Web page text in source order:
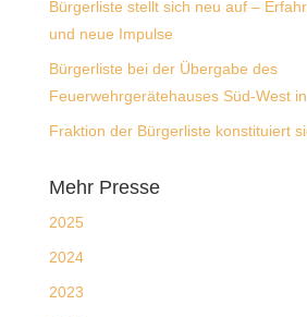
Bürgerliste stellt sich neu auf –
und neue Impulse
Bürgerliste bei der Übergabe des
Feuerwehrgerätehauses Süd-West
Fraktion der Bürgerliste konstituiert
Mehr Presse
2025
2024
2023